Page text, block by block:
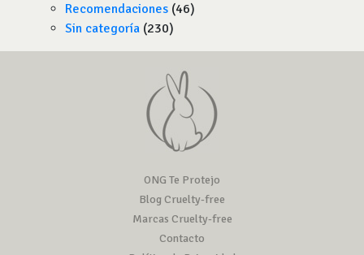
Recomendaciones (46)
Sin categoría (230)
ONG Te Protejo
Blog Cruelty-free
Marcas Cruelty-free
Contacto